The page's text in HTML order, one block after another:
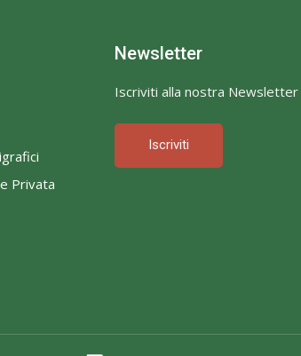
Privata
Newsletter
Iscriviti alla nostra Newsletter
Iscriviti